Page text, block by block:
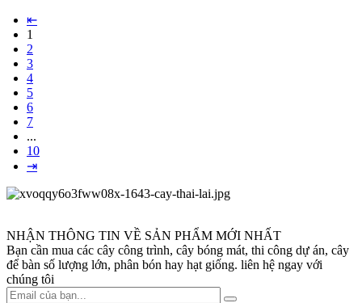
⇤
1
2
3
4
5
6
7
...
10
⇥
NHẬN THÔNG TIN VỀ SẢN PHẨM MỚI NHẤT
Bạn cần mua các cây công trình, cây bóng mát, thi công dự án, cây
để bàn số lượng lớn, phân bón hay hạt giống. liên hệ ngay với
chúng tôi